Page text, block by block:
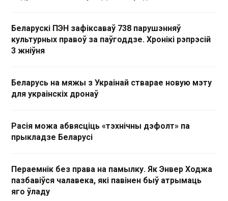
Беларускі ПЭН зафіксаваў 738 парушэнняў
культурных правоў за паўгоддзе. Хронікі рэпрэсій
3 жніўня
Беларусь на мяжы з Украінай стварае новую мэту
для украінскіх дронаў
Расія можа абвясціць «тэхнічны дэфолт» па
прыкладзе Беларусі
Пераемнік без права на памылку. Як Энвер Ходжа
пазбавіўся чалавека, які павінен быў атрымаць
яго ўладу